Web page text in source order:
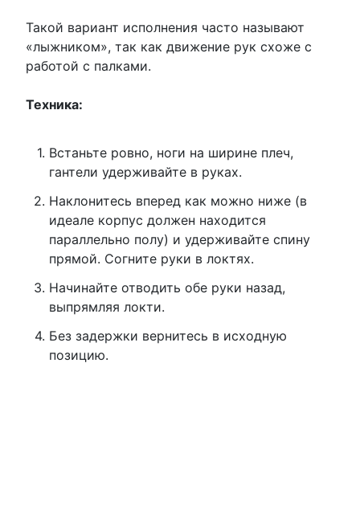
Такой вариант исполнения часто называют
«лыжником», так как движение рук схоже с
работой с палками.
Техника:
Встаньте ровно, ноги на ширине плеч,
гантели удерживайте в руках.
Наклонитесь вперед как можно ниже (в
идеале корпус должен находится
параллельно полу) и удерживайте спину
прямой. Согните руки в локтях.
Начинайте отводить обе руки назад,
выпрямляя локти.
Без задержки вернитесь в исходную
позицию.